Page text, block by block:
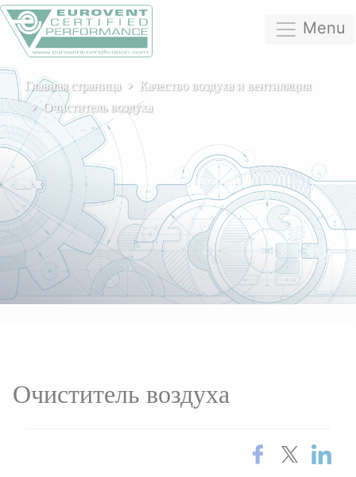
Menu
Главная страница
Качество воздуха и вентиляция
Очиститель воздуха
Очиститель воздуха